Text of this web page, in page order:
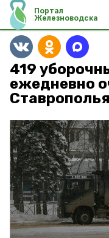
Портал
Железноводска
419
ежедневно